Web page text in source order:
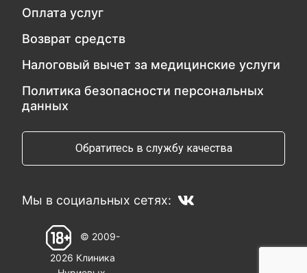
Оплата услуг
Возврат средств
Налоговый вычет за медицинские услуги
Политика безопасности персональных
данных
Обратитесь в службу качества
Мы в социальных сетях:
© 2009-
2026 Клиника